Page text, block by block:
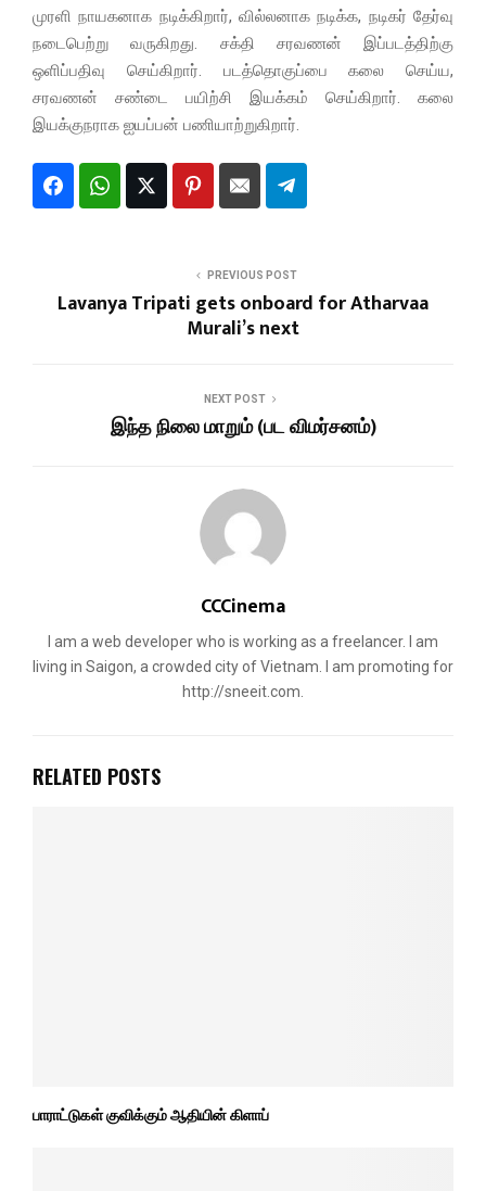
முரளி நாயகனாக நடிக்கிறார், வில்லனாக நடிக்க, நடிகர் தேர்வு
நடைபெற்று வருகிறது. சக்தி சரவணன் இப்படத்திற்கு
ஒளிப்பதிவு செய்கிறார். படத்தொகுப்பை கலை செய்ய,
சரவணன் சண்டை பயிற்சி இயக்கம் செய்கிறார். கலை
இயக்குநராக ஐயப்பன் பணியாற்றுகிறார்.
PREVIOUS POST
Lavanya Tripati gets onboard for Atharvaa
Murali’s next
NEXT POST
இந்த நிலை மாறும் (பட விமர்சனம்)
CCCinema
I am a web developer who is working as a freelancer. I am
living in Saigon, a crowded city of Vietnam. I am promoting for
http://sneeit.com.
RELATED POSTS
பாராட்டுகள் குவிக்கும் ஆதியின் கிளாப்